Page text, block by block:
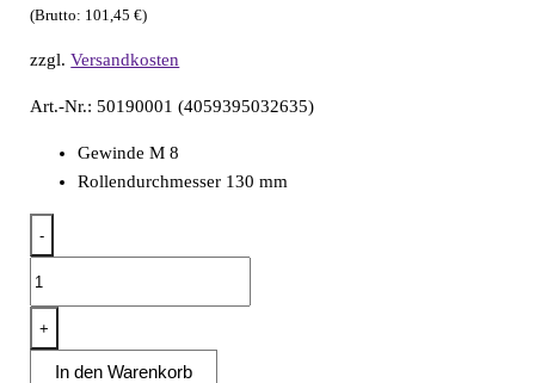
(Brutto: 101,45€)
zzgl.Versandkosten
Art.-Nr.: 50190001 (4059395032635)
Gewinde M 8
Rollendurchmesser 130 mm
-
Teigknetmaschinen
7
+
In den Warenkorb